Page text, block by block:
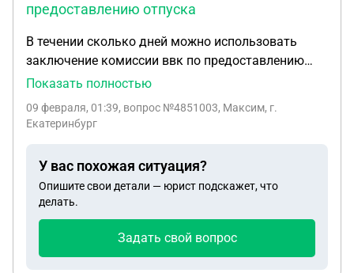
предоставлению отпуска
В течении сколько дней можно использовать
заключение комиссии ввк по предоставлению
отпуска. И можно ли уйти в отпуск по болезни
комиссии ввк было сделано до него и рапорт не
Показать полностью
09 февраля, 01:39, вопрос №4851003, Максим, г.
Екатеринбург
У вас похожая ситуация?
Опишите свои детали — юрист подскажет, что
делать.
Задать свой вопрос